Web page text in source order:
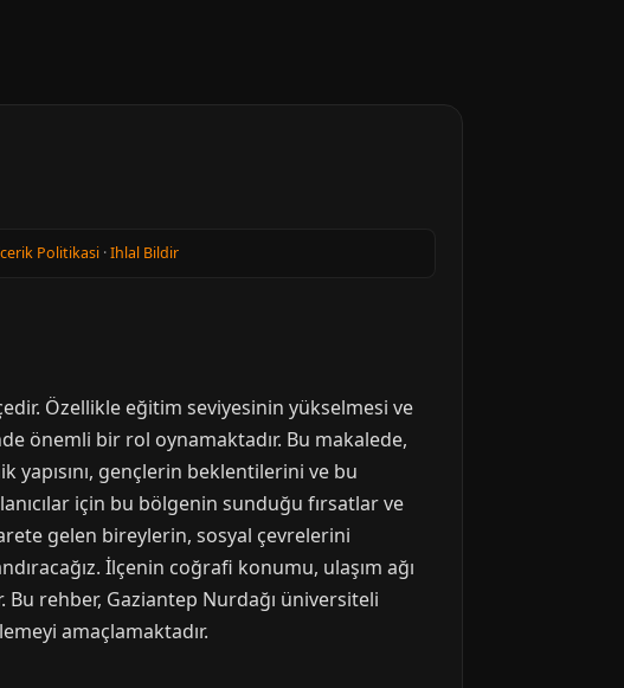
Politikasi ·Ihlal Bildir
Özellikle eğitim seviyesinin yükselmesi ve
önemli bir rol oynamaktadır. Bu makalede,
gençlerin beklentilerini ve bu
için bu bölgenin sunduğu fırsatlar ve
gelen bireylerin, sosyal çevrelerini
İlçenin coğrafi konumu, ulaşım ağı
Bu rehber, Gaziantep Nurdağı üniversiteli
amaçlamaktadır.